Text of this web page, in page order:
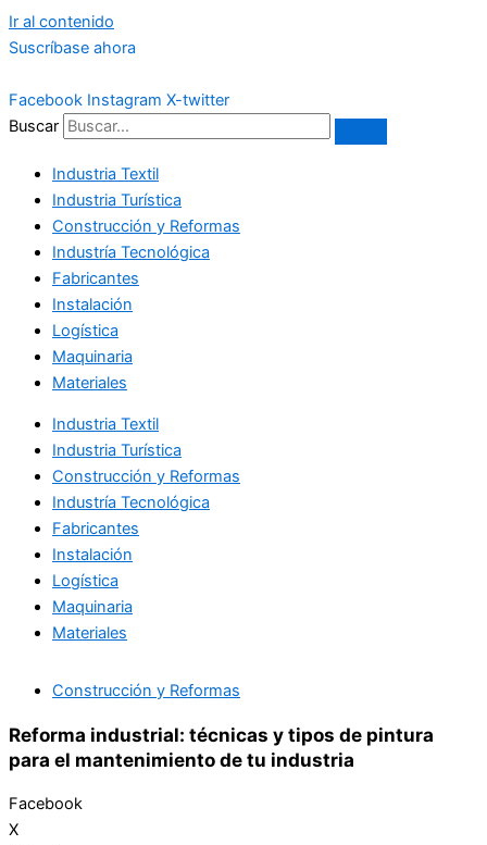
Ir al contenido
Suscríbase ahora
Facebook Instagram X-twitter
Buscar
Industria Textil
Industria Turística
Construcción y Reformas
Industría Tecnológica
Fabricantes
Instalación
Logística
Maquinaria
Materiales
Industria Textil
Industria Turística
Construcción y Reformas
Industría Tecnológica
Fabricantes
Instalación
Logística
Maquinaria
Materiales
Construcción y Reformas
Reforma industrial: técnicas y tipos de pintura
para el mantenimiento de tu industria
Facebook
X